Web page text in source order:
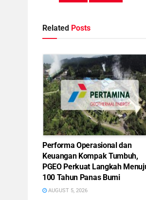
Related Posts
Performa Operasional dan
Keuangan Kompak Tumbuh,
PGEO Perkuat Langkah
100 Tahun Panas Bumi
AUGUST 5, 2026